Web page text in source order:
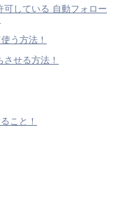
している 自動フォロー
う方法！
せる方法！
こと！